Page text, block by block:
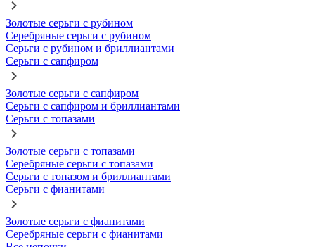
Золотые серьги с рубином
Серебряные серьги с рубином
Серьги с рубином и бриллиантами
Серьги с сапфиром
Золотые серьги с сапфиром
Серьги с сапфиром и бриллиантами
Серьги с топазами
Золотые серьги с топазами
Серебряные серьги с топазами
Серьги с топазом и бриллиантами
Серьги с фианитами
Золотые серьги с фианитами
Серебряные серьги с фианитами